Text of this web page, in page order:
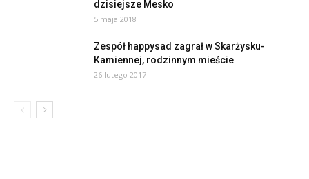
dzisiejsze Mesko
5 maja 2018
Zespół happysad zagrał w Skarżysku-
Kamiennej, rodzinnym mieście
26 lutego 2017